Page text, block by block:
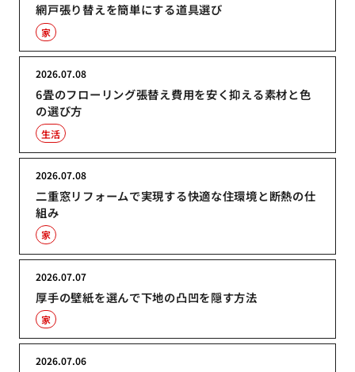
網戸張り替えを簡単にする道具選び
家
6畳のフローリング張替え費用を安く抑える素材と色
の選び方
2026.07.08
生活
二重窓リフォームで実現する快適な住環境と断熱の仕
組み
2026.07.08
家
厚手の壁紙を選んで下地の凸凹を隠す方法
2026.07.07
家
2026.07.06